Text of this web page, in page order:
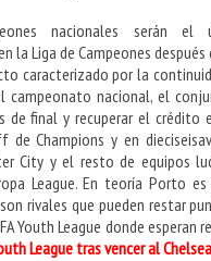
nacionales serán el
la Liga de Campeones
caracterizado por la
nacional, el
final y recuperar el crédito
Champions y en
City y el resto de equipos
League. En teoría Porto
rivales que pueden restar
Youth League donde
League tras vencer al